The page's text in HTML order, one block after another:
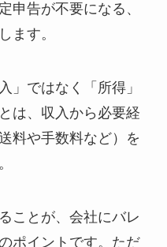
申告が不要になる、
ます。
」ではなく「所得」
は、収入から必要経
料や手数料など）を
ことが、会社にバレ
ポイントです。ただ